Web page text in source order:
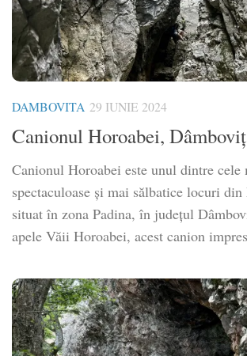
DAMBOVITA 29 IUNIE 2024
Canionul Horoabei,
Canionul Horoabei este unul dintre cele
spectaculoase și mai sălbatice locuri
situat în zona Padina, în județul
apele Văii Horoabei, acest canion